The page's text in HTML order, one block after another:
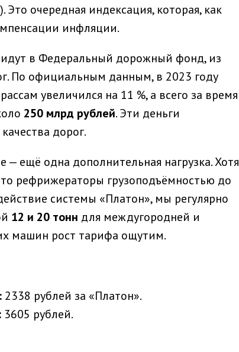
очередная индексация, которая, как
инфляции.
идут в Федеральный дорожный фонд, из
По официальным данным, в 2023 году
увеличился на 11 %, а всего за время
250 млрд рублей. Эти деньги
дорог.
ещё одна дополнительная нагрузка. Хотя
рефрижераторы грузоподъёмностью до
системы «Платон», мы регулярно
12 и 20 тонн для междугородней и
машин рост тарифа ощутим.
2338 рублей за «Платон».
3605 рублей.